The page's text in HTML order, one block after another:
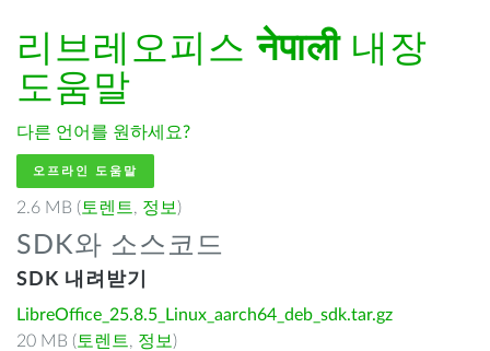
리브레오피스नेपाली내장
도움말
다른 언어를 원하세요?
오프라인 도움말
2.6 MB ( 토렌트, 정보 )
SDK와 소스코드
SDK 내려받기
LibreOffice_25.8.5_Linux_aarch64_deb_sdk.tar.gz
20 MB ( 토렌트, 정보 )